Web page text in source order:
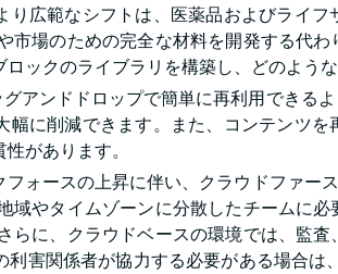
り広範なシフトは、医薬品およびライ
市場のための完全な材料を開発する代
ックのライブラリを構築し、どのよう
アンドドロップで簡単に再利用できる
幅に削減できます。また、コンテンツ
があります。
ォースの上昇に伴い、クラウドファー
域やタイムゾーンに分散したチームに
らに、クラウドベースの環境では、監
害関係者が協力する必要がある場合は